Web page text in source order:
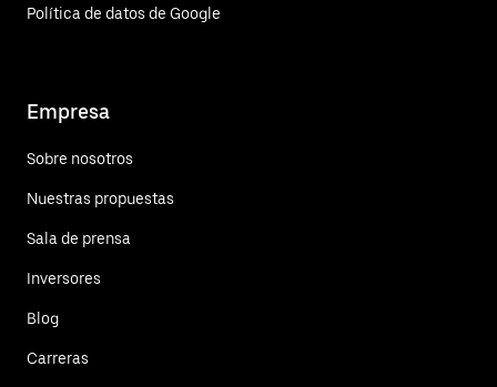
Política de datos de Google
Empresa
Sobre nosotros
Nuestras propuestas
Sala de prensa
Inversores
Blog
Carreras